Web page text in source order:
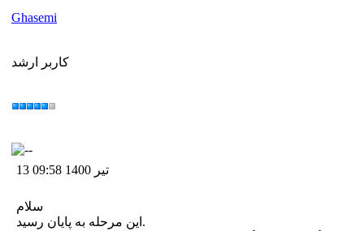
Ghasemi
کاربر ارشد
13 تیر 1400 09:58
سلام
این مرحله به پایان رسید.